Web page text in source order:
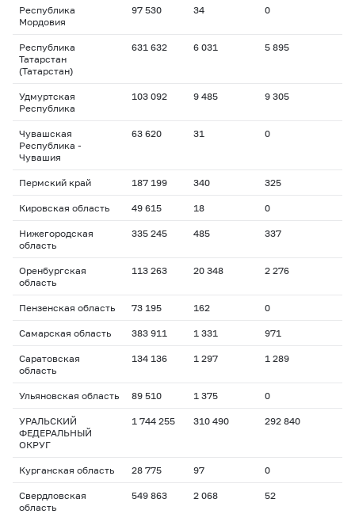
Республика
Мордовия
97 530 34 0
Республика
Татарстан
(Татарстан)
631 632 6 031 5 895
Удмуртская
Республика
103 092 9 485 9 305
Чувашская
Республика -
Чувашия
63 620 31 0
Пермский край 187 199 340 325
Кировская область 49 615 18 0
Нижегородская
область
335 245 485 337
Оренбургская
область
113 263 20 348 2 276
Пензенская область 73 195 162 0
Самарская область 383 911 1 331 971
Саратовская
область
134 136 1 297 1 289
Ульяновская область 89 510 1 375 0
УРАЛЬСКИЙ
ФЕДЕРАЛЬНЫЙ
ОКРУГ
1 744 255 310 490 292 840
Курганская область 28 775 97 0
Свердловская
область
549 863 2 068 52